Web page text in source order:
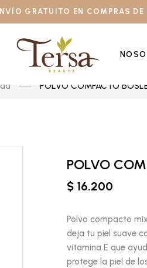
GRATUITO EN COMPRAS
POLVO COMPACTO
POLVO
$ 16.200
Polvo compacto
deja tu piel suave
vitamina E que
protege la piel de